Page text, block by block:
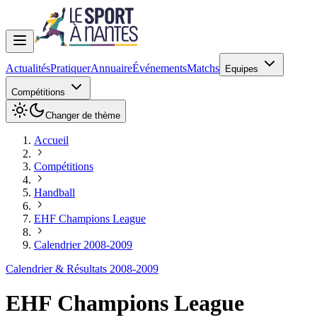
ActualitésPratiquerAnnuaireÉvénementsMatchs Equipes
Compétitions
Changer de thème
Accueil
Compétitions
Handball
EHF Champions League
Calendrier 2008-2009
Calendrier & Résultats 2008-2009
EHF Champions League